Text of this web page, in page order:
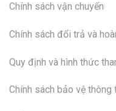
Chính sách vận chuyển
Chính sách đổi trả và
Quy định và hình thức
Chính sách bảo vệ